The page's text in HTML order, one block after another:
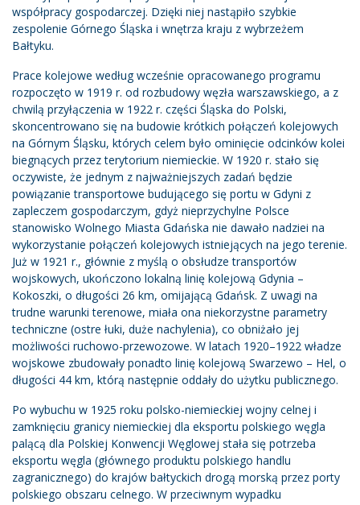
współpracy gospodarczej. Dzięki niej nastąpiło szybkie
zespolenie Górnego Śląska i wnętrza kraju z wybrzeżem
Bałtyku.
Prace kolejowe według wcześnie opracowanego programu
rozpoczęto w 1919 r. od rozbudowy węzła warszawskiego, a z
chwilą przyłączenia w 1922 r. części Śląska do Polski,
skoncentrowano się na budowie krótkich połączeń kolejowych
na Górnym Śląsku, których celem było ominięcie odcinków kolei
biegnących przez terytorium niemieckie. W 1920 r. stało się
oczywiste, że jednym z najważniejszych zadań będzie
powiązanie transportowe budującego się portu w Gdyni z
zapleczem gospodarczym, gdyż nieprzychylne Polsce
stanowisko Wolnego Miasta Gdańska nie dawało nadziei na
wykorzystanie połączeń kolejowych istniejących na jego terenie.
Już w 1921 r., głównie z myślą o obsłudze transportów
wojskowych, ukończono lokalną linię kolejową Gdynia –
Kokoszki, o długości 26 km, omijającą Gdańsk. Z uwagi na
trudne warunki terenowe, miała ona niekorzystne parametry
techniczne (ostre łuki, duże nachylenia), co obniżało jej
możliwości ruchowo-przewozowe. W latach 1920–1922 władze
wojskowe zbudowały ponadto linię kolejową Swarzewo – Hel, o
długości 44 km, którą następnie oddały do użytku publicznego.
Po wybuchu w 1925 roku polsko-niemieckiej wojny celnej i
zamknięciu granicy niemieckiej dla eksportu polskiego węgla
palącą dla Polskiej Konwencji Węglowej stała się potrzeba
eksportu węgla (głównego produktu polskiego handlu
zagranicznego) do krajów bałtyckich drogą morską przez porty
polskiego obszaru celnego. W przeciwnym wypadku